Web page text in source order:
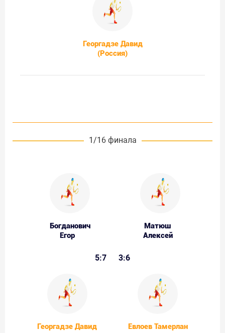
Георгадзе Давид
(Россия)
1/16 финала
Богданович
Егор
Матюш
Алексей
5:7 3:6
Георгадзе Давид
Евлоев Тамерлан